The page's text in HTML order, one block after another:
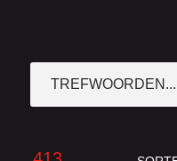
TREFWOORDEN...